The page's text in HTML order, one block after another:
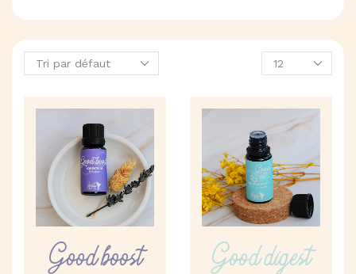
Produits
par
Good boost Good digest